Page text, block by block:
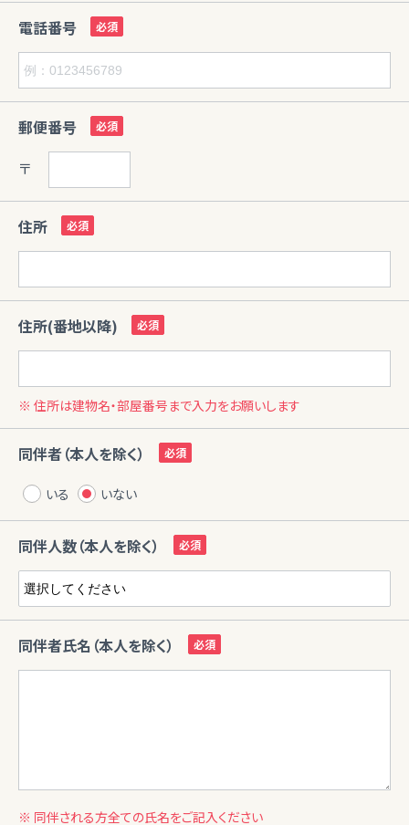
電話番号
郵便番号
〒
住所
住所(番地以降)
※ 住所は建物名・部屋番号まで入力をお願いします
同伴者（本人を除く）
いる いない
同伴人数（本人を除く）
同伴者氏名（本人を除く）
※ 同伴される方全ての氏名をご記入ください